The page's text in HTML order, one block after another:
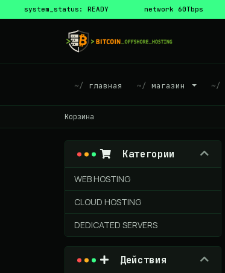
system_status: READY network 60Tbps
главная магазин
Корзина
Категории
WEB HOSTING
CLOUD HOSTING
DEDICATED SERVERS
Действия